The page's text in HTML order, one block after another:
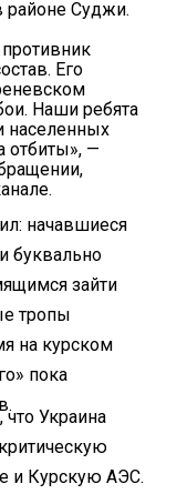
районе Суджи.
Его
Наши ребята
населенных
отбиты», —
начавшиеся
буквально
зайти
тропы
на курском
пока
, что Украина
и Курскую АЭС.